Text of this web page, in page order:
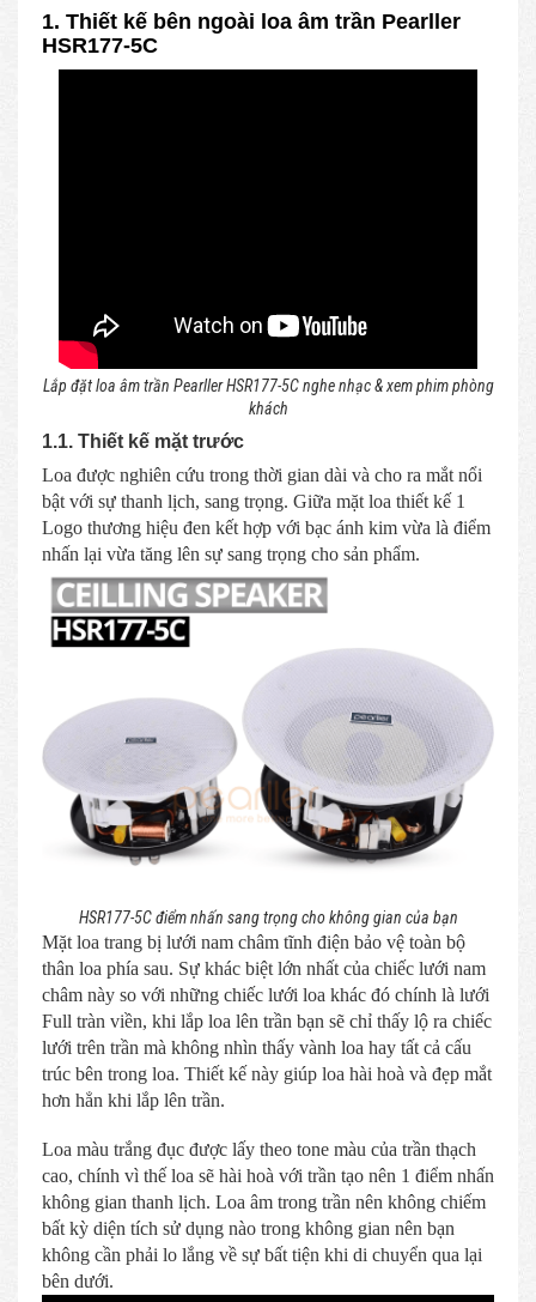
1. Thiết kế bên ngoài loa âm trần Pearller
HSR177-5C
Lắp đặt loa âm trần Pearller HSR177-5C nghe nhạc & xem phim phòng
khách
1.1. Thiết kế mặt trước
Loa được nghiên cứu trong thời gian dài và cho ra mắt nổi
bật với sự thanh lịch, sang trọng. Giữa mặt loa thiết kế 1
Logo thương hiệu đen kết hợp với bạc ánh kim vừa là điểm
nhấn lại vừa tăng lên sự sang trọng cho sản phẩm.
HSR177-5C điểm nhấn sang trọng cho không gian của bạn
Mặt loa trang bị lưới nam châm tĩnh điện bảo vệ toàn bộ
thân loa phía sau. Sự khác biệt lớn nhất của chiếc lưới nam
châm này so với những chiếc lưới loa khác đó chính là lưới
Full tràn viền, khi lắp loa lên trần bạn sẽ chỉ thấy lộ ra chiếc
lưới trên trần mà không nhìn thấy vành loa hay tất cả cấu
trúc bên trong loa. Thiết kế này giúp loa hài hoà và đẹp mắt
hơn hẳn khi lắp lên trần.
Loa màu trắng đục được lấy theo tone màu của trần thạch
cao, chính vì thế loa sẽ hài hoà với trần tạo nên 1 điểm nhấn
không gian thanh lịch. Loa âm trong trần nên không chiếm
bất kỳ diện tích sử dụng nào trong không gian nên bạn
không cần phải lo lắng về sự bất tiện khi di chuyển qua lại
bên dưới.